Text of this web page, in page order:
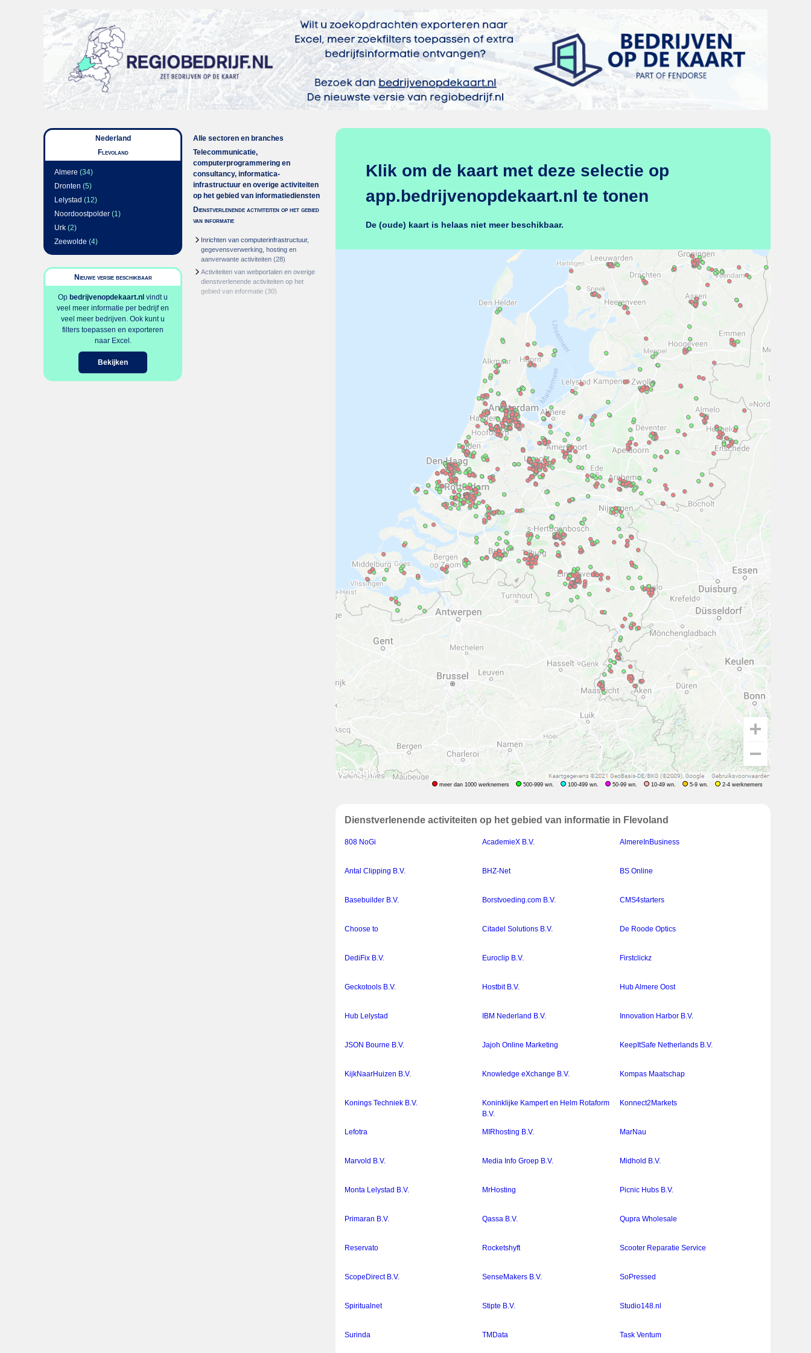
Nederland
Flevoland
Almere (34)
Dronten (5)
Lelystad (12)
Noordoostpolder (1)
Urk (2)
Zeewolde (4)
Nieuwe versie beschikbaar
Op bedrijvenopdekaart.nl vindt u
veel meer informatie per bedrijf en
veel meer bedrijven. Ook kunt u
filters toepassen en exporteren
naar Excel.
Bekijken
Alle sectoren en branches
Telecommunicatie,
computerprogrammering en
consultancy, informatica-
infrastructuur en overige activiteiten
op het gebied van informatiediensten
Dienstverlenende activiteiten op het gebied
van informatie
Inrichten van computerinfrastructuur,
gegevensverwerking, hosting en
aanverwante activiteiten (28)
Activiteiten van webportalen en overige
dienstverlenende activiteiten op het
gebied van informatie (30)
Klik om de kaart met deze selectie op
app.bedrijvenopdekaart.nl te tonen
De (oude) kaart is helaas niet meer beschikbaar.
meer dan 1000 werknemers 500-999 wn. 100-499 wn. 50-99 wn. 10-49 wn. 5-9 wn. 2-4 werknemers
Dienstverlenende activiteiten op het gebied van informatie in Flevoland
808 NoGi AcademieX B.V. AlmereInBusiness
Antal Clipping B.V. BHZ-Net BS Online
Basebuilder B.V. Borstvoeding.com B.V. CMS4starters
Choose to Citadel Solutions B.V. De Roode Optics
DediFix B.V. Euroclip B.V. Firstclickz
Geckotools B.V. Hostbit B.V. Hub Almere Oost
Hub Lelystad IBM Nederland B.V. Innovation Harbor B.V.
JSON Bourne B.V. Jajoh Online Marketing KeepItSafe Netherlands B.V.
KijkNaarHuizen B.V. Knowledge eXchange B.V. Kompas Maatschap
Konings Techniek B.V.
Koninklijke Kampert en Helm Rotaform
B.V.
Konnect2Markets
Lefotra MIRhosting B.V. MarNau
Marvold B.V. Media Info Groep B.V. Midhold B.V.
Monta Lelystad B.V. MrHosting Picnic Hubs B.V.
Primaran B.V. Qassa B.V. Qupra Wholesale
Reservato Rocketshyft Scooter Reparatie Service
ScopeDirect B.V. SenseMakers B.V. SoPressed
Spiritualnet Stipte B.V. Studio148.nl
Surinda TMData Task Ventum